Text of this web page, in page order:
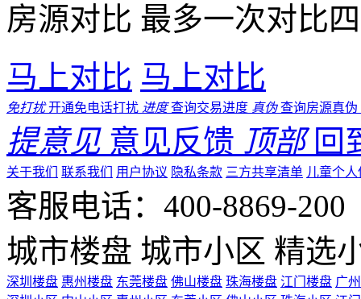
房源对比 最多一次对比
马上对比 马上对比
免打扰 开通免电话打扰 进度 查询交易进度 真伪 查询房源真伪
提意见 意见反馈 顶部 回
关于我们 联系我们 用户协议 隐私条款 三方共享清单 儿童个
客服电话：400-8869-200
城市楼盘 城市小区 精选
深圳楼盘 惠州楼盘 东莞楼盘 佛山楼盘 珠海楼盘 江门楼盘 广